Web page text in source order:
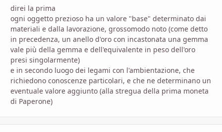
direi la prima
ogni oggetto prezioso ha un valore "base" determinato dai
materiali e dalla lavorazione, grossomodo noto (come detto
in precedenza, un anello d'oro con incastonata una gemma
vale più della gemma e dell'equivalente in peso dell'oro
presi singolarmente)
e in secondo luogo dei legami con l'ambientazione, che
richiedono conoscenze particolari, e che ne determinano un
eventuale valore aggiunto (alla stregua della prima moneta
di Paperone)